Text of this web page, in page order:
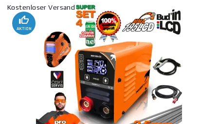
AKTION
Kostenloser Versand